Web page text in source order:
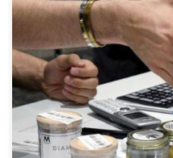
Nevada zarobi 30 milionów
podczas pierwszych
marihuany w Silver State
marihuany będzie w stanie
dolarów wpływów z
sprzedali marihuanę na
ciągu pierwszych […]